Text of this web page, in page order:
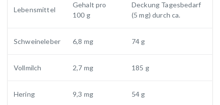
Lebensmittel
Gehalt pro
100 g
Deckung Tagesbedarf
(5 mg) durch ca.
Schweineleber 6,8 mg 74 g
Vollmilch 2,7 mg 185 g
Hering 9,3 mg 54 g